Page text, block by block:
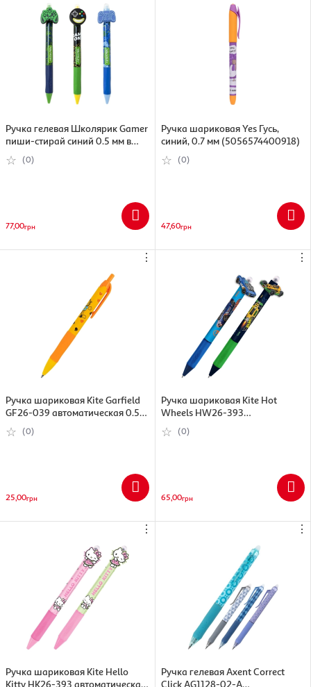
Ручка гелевая Школярик Gamer
пиши-стирай синий 0.5 мм в
ассортименте (5901137183312)
(0)
77,00грн
Ручка шариковая Yes Гусь,
синий, 0.7 мм (5056574400918)
(0)
47,60грн
⋮
Ручка шариковая Kite Garfield
GF26-039 автоматическая 0.5
мм, синий (4063276349224)
(0)
25,00грн
⋮
Ручка шариковая Kite Hot
Wheels HW26-393
автоматическая с фигуркой, 0.5
мм, синий, в ассортименте
(0)
65,00грн
⋮
Ручка шариковая Kite Hello
Kitty HK26-393 автоматическая
⋮
Ручка гелевая Axent Correct
Click AG1128-02-A